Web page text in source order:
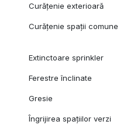
Curățenie exterioară
Curățenie spații comune
Extinctoare sprinkler
Ferestre înclinate
Gresie
Îngrijirea spațiilor verzi